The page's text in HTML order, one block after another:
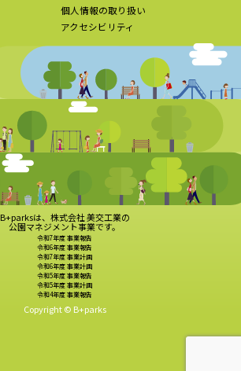
個人情報の取り扱い
アクセシビリティ
B+parksは、株式会社 美交工業の
公園マネジメント事業です。
令和7年度 事業報告
令和6年度 事業報告
令和7年度 事業計画
令和6年度 事業計画
令和5年度 事業報告
令和5年度 事業計画
令和4年度 事業報告
Copyright © B+parks